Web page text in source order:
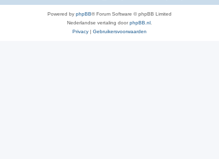
Powered by phpBB® Forum Software © phpBB Limited
Nederlandse vertaling doorphpBB.nl
Privacy | Gebruikersvoorwaarden